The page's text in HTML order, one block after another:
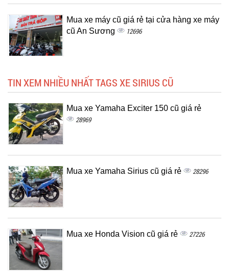
Mua xe máy cũ giá rẻ tại cửa hàng xe máy
cũ An Sương
12696
TIN XEM NHIỀU NHẤT TAGS XE SIRIUS CŨ
Mua xe Yamaha Exciter 150 cũ giá rẻ
28969
Mua xe Yamaha Sirius cũ giá rẻ 28296
Mua xe Honda Vision cũ giá rẻ 27226